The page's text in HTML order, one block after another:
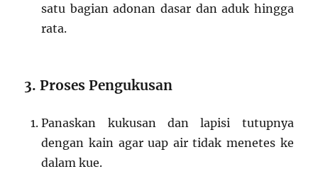
satu bagian adonan dasar dan aduk hingga
rata.
3. Proses Pengukusan
Panaskan kukusan dan lapisi tutupnya
dengan kain agar uap air tidak menetes ke
dalam kue.